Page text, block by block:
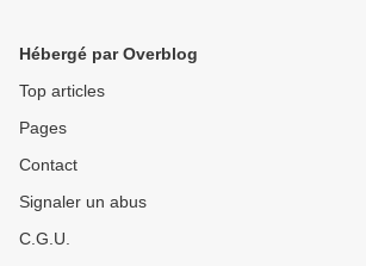
Hébergé par Overblog
Top articles
Pages
Contact
Signaler un abus
C.G.U.